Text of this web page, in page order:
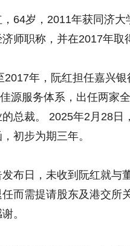
64岁，2011年获同济
师职称，并在2017年取
年，阮红担任嘉兴
源服务体系，出任两
总裁。 2025年2月28
初步为期三年。
布日，未收到阮红就与
而需提请股东及港交所
。